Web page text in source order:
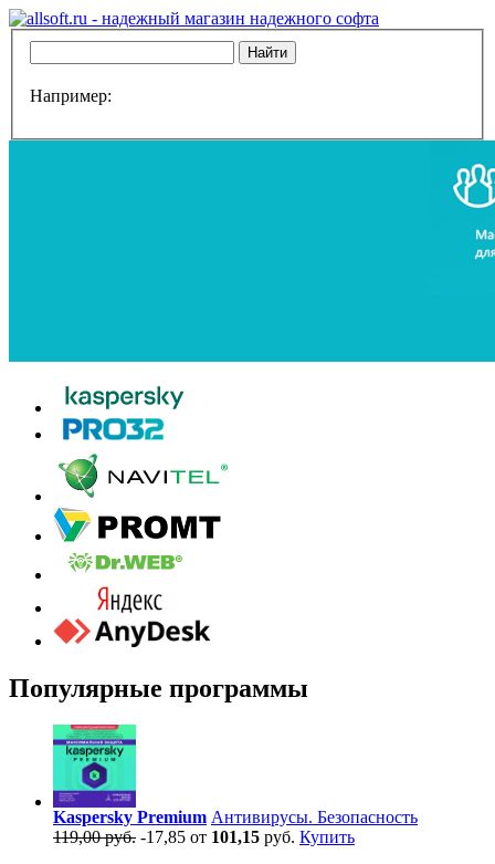
Например:
Популярные программы
Kaspersky Premium Антивирусы. Безопасность
119,00 руб. -17,85 от 101,15 руб. Купить